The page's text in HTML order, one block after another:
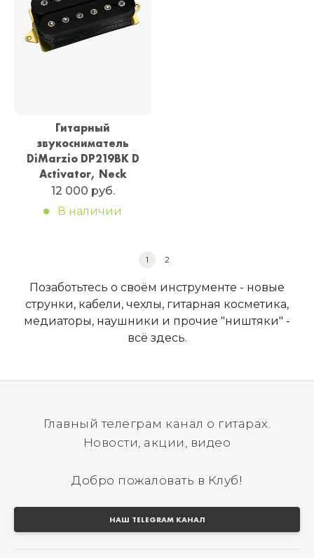
Гитарный
звукосниматель
DiMarzio DP219BK D
Activator, Neck
12 000 руб.
В наличии
1 2
Позаботьтесь о своём инструменте - новые
струнки, кабели, чехлы, гитарная косметика,
медиаторы, наушники и прочие "ништяки" -
всё здесь.
Главный телеграм канал о гитарах.
Новости, акции, видео
Добро пожаловать в Клуб!
НАШ TELEGRAM КАНАЛ